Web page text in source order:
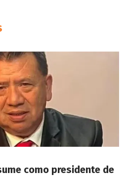
como presidente de